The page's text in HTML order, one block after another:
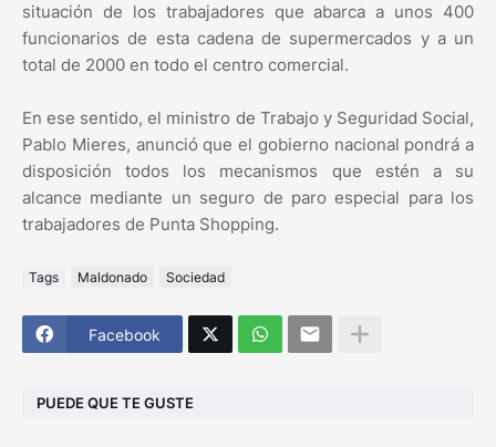
situación de los trabajadores que abarca a unos 400
funcionarios de esta cadena de supermercados y a un
total de 2000 en todo el centro comercial.
En ese sentido, el ministro de Trabajo y Seguridad Social,
Pablo Mieres, anunció que el gobierno nacional pondrá a
disposición todos los mecanismos que estén a su
alcance mediante un seguro de paro especial para los
trabajadores de Punta Shopping.
Tags Maldonado Sociedad
Facebook
PUEDE QUE TE GUSTE